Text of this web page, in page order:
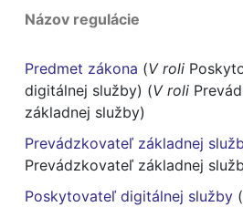
Názov regulácie
Predmet zákona (V roli
digitálnej služby) (V roli
základnej služby)
Prevádzkovateľ základnej
Prevádzkovateľ základnej
Poskytovateľ digitálnej služby (